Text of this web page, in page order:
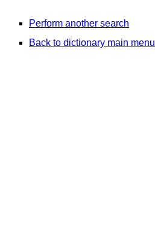
Perform another search
Back to dictionary main menu